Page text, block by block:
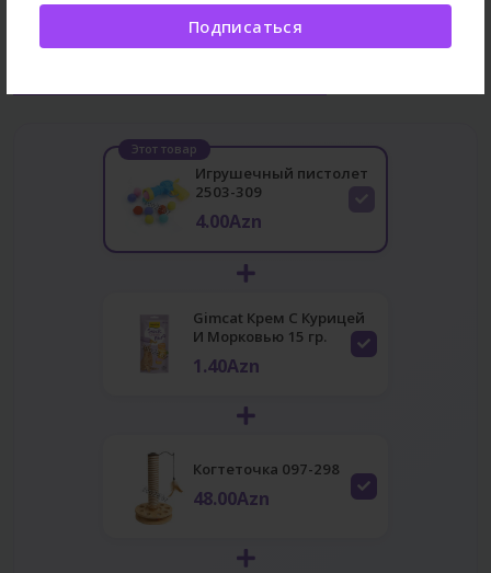
Подписаться
Этот товар
Игрушечный пистолет
2503-309
4.00Azn
Gimcat Крем С Курицей
И Морковью 15 гр.
1.40Azn
Когтеточка 097-298
48.00Azn